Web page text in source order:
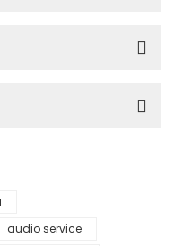
audio service